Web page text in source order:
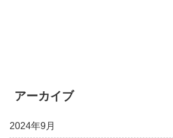
アーカイブ
2024年9月